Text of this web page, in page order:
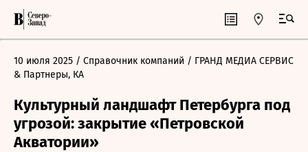
10 июля 2025 / Справочник компаний / ГРАНД МЕДИА СЕРВИС
& Партнеры, КА
Культурный ландшафт Петербурга под
угрозой: закрытие «Петровской
Акватории»